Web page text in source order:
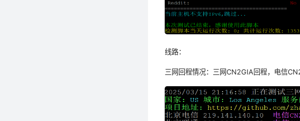
线路：
三网回程情况：三网CN2GIA回程，电信